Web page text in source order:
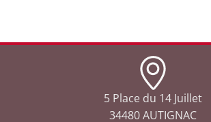
5 Place du 14 Juillet
34480 AUTIGNAC